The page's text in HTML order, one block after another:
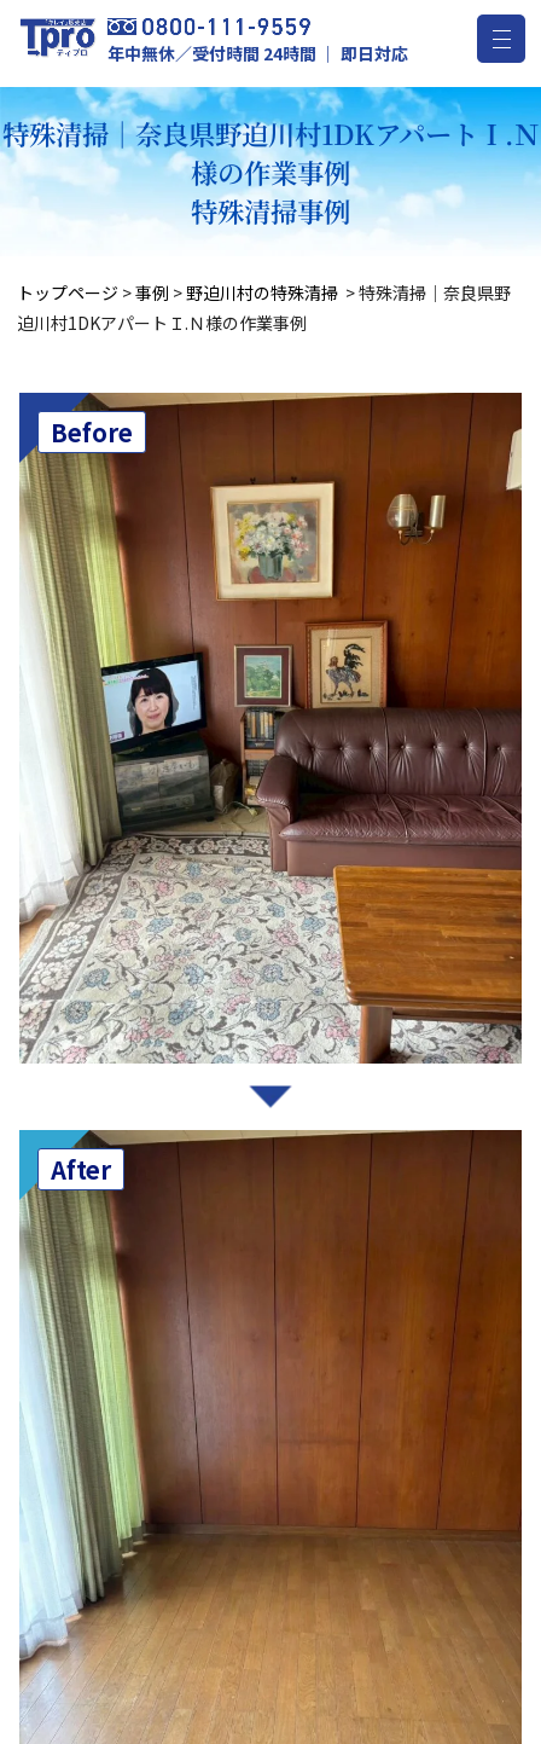
年中無休／受付時間 24時間 ｜ 即日対応
特殊清掃｜奈良県野迫川村1DKアパートＩ.Ｎ
様の作業事例
特殊清掃事例
トップページ >事例 >野迫川村の特殊清掃 >特殊清掃｜奈良県野
迫川村1DKアパートＩ.Ｎ様の作業事例
Before
After